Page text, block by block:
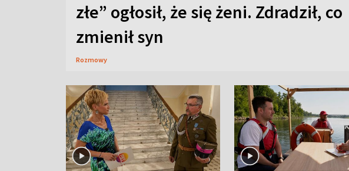
złe” ogłosił, że się żeni. Zdradził, co
zmienił syn
Rozmowy